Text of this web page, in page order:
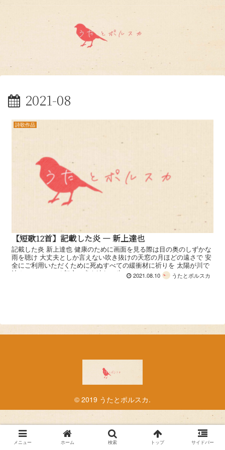
2021-08
詩歌作品
【短歌12首】記載した炎 — 新上達也
記載した炎 新上達也 健康のために画面を見る際は目の奥のしずかな
雨を聴け 大丈夫としか言えない吹き抜けの天窓の月ほどの遠さで 安
全にご利用いただくために死ぬすべての緩衝材に祈りを 太陽が川で
沈んでひかってる架空の犬を連れて歩... 2021.08.10 うたとポルスカ
© 2019 うたとポルスカ.
メニュー ホーム 検索 トップ サイドバー